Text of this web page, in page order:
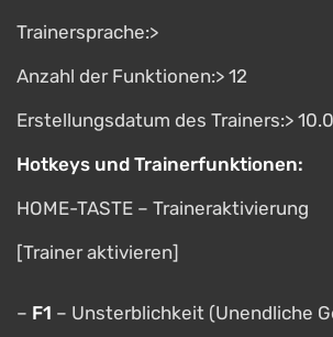
Trainersprache:>
Anzahl der Funktionen:> 12
Erstellungsdatum des Trainers:>
Hotkeys und Trainerfunktionen:
HOME-TASTE – Traineraktivierung
[Trainer aktivieren]
– F1 – Unsterblichkeit (Unendliche